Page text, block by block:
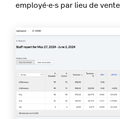
employé·e·s par lieu de